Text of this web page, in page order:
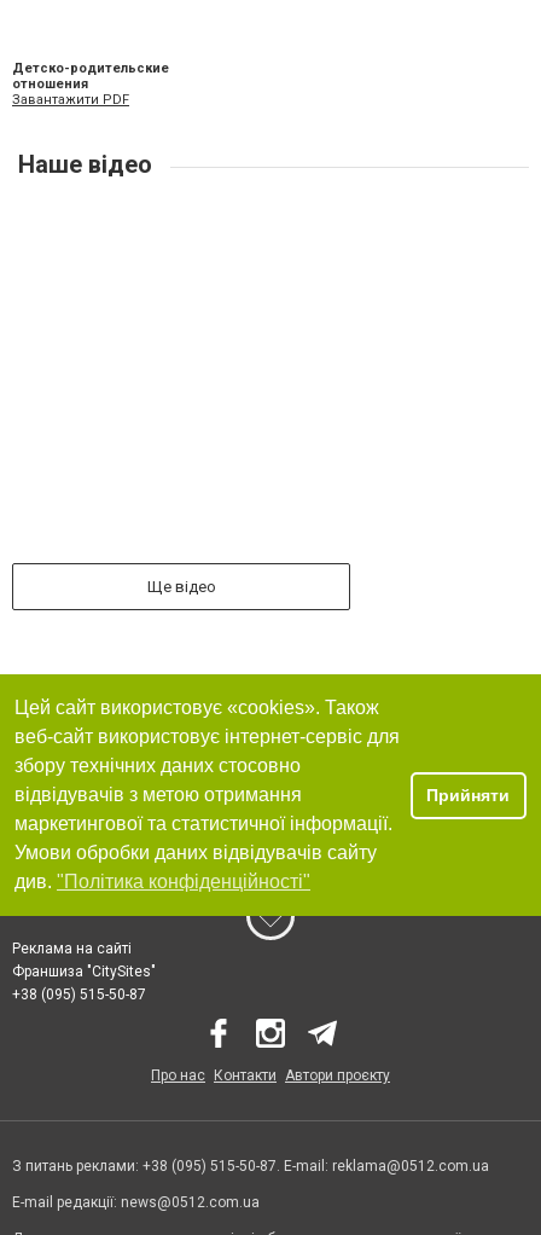
Детско-родительские
отношения
Завантажити PDF
Наше відео
Ще відео
Цей сайт використовує «cookies». Також
веб-сайт використовує інтернет-сервіс для
збору технічних даних стосовно
відвідувачів з метою отримання
маркетингової та статистичної інформації.
Умови обробки даних відвідувачів сайту
див. "Політика конфіденційності"
Прийняти
Реклама на сайті
Франшиза "CitySites"
+38 (095) 515-50-87
Про нас Контакти Автори проєкту
З питань реклами: +38 (095) 515-50-87. E-mail: reklama@0512.com.ua
E-mail редакції: news@0512.com.ua